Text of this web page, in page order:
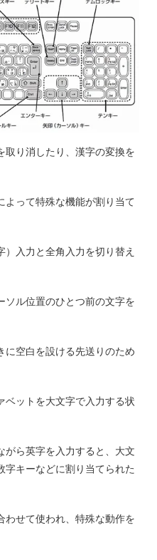
り消したり、漢字の変換を
って特殊な機能が割り当て
入力と全角入力を切り替え
ル位置のひとつ前の文字を
空白を設ける先送りのため
ットを大文字で入力する状
ら英字を入力すると、大文
キーなどに割り当てられた
せて使われ、特殊な動作を